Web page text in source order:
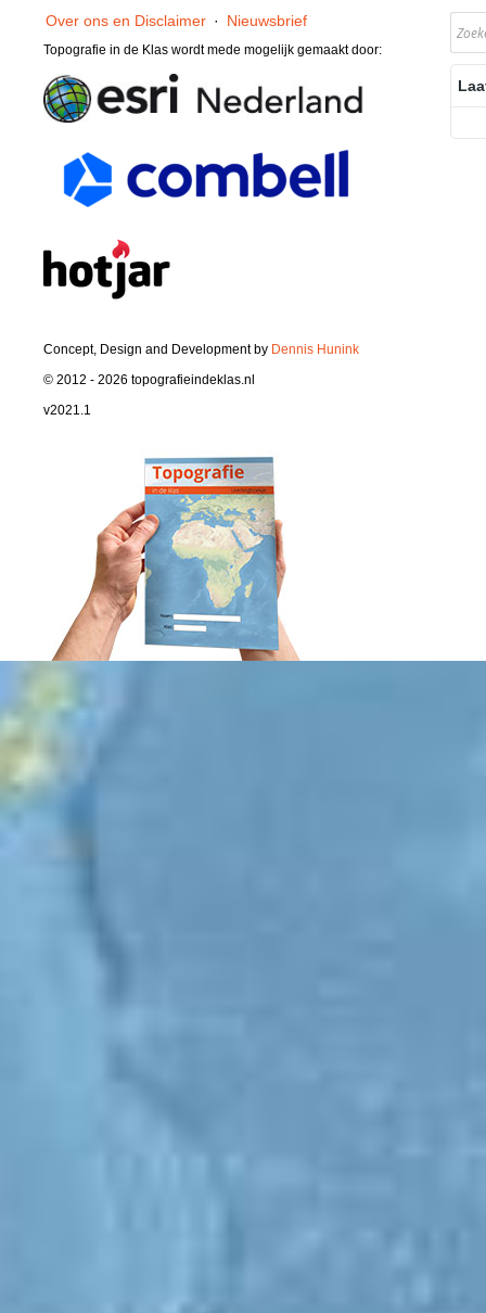
Over ons en Disclaimer · Nieuwsbrief
Topografie in de Klas wordt mede mogelijk gemaakt door:
Concept, Design and Development by Dennis Hunink
© 2012 - 2026 topografieindeklas.nl
v2021.1